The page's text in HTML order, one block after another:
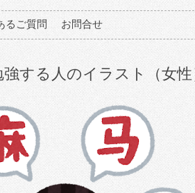
るご質問 お問合せ
強する人のイラスト（女